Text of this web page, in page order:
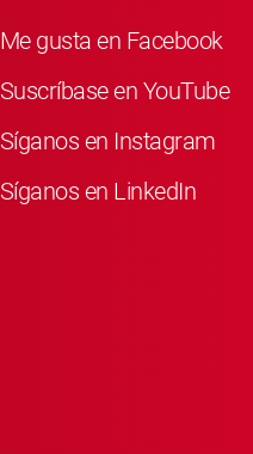
Me gusta en Facebook
Suscríbase en YouTube
Síganos en Instagram
Síganos en LinkedIn